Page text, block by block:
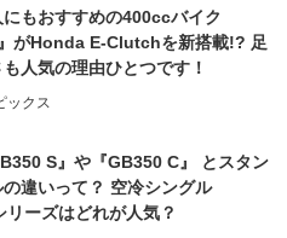
にもおすすめの400ccバイク
』がHonda E-Clutchを新搭載!? 足
人気の理由ひとつです！
ックス
S』や『GB350 C』 とスタン
違いって？ 空冷シングル
リーズはどれが人気？